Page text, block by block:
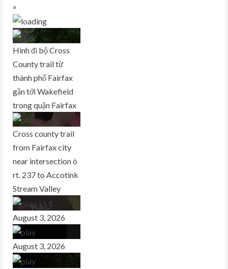
»
Hình đi bộ Cross
County trail từ
thành phố Fairfax
gần tới Wakefield
trong quận Fairfax
Cross county trail
from Fairfax city
near intersection ò
rt. 237 to Accotink
Stream Valley
August 3, 2026
August 3, 2026